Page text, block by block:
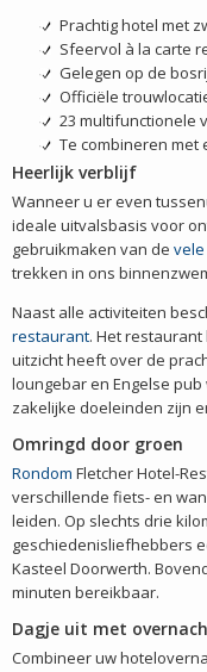
Prachtig hotel met
Sfeervol à la carte
Gelegen op de
Officiële
23 multifunctionele
Te combineren met
Heerlijk verblijf
Wanneer u er even
ideale uitvalsbasis voor
gebruikmaken van de
trekken in ons
Naast alle activiteiten
restaurant. Het
uitzicht heeft over de
loungebar en Engelse
zakelijke doeleinden zijn
Omringd door groen
Rondom Fletcher Hotel-
verschillende fiets- en
leiden. Op slechts drie
geschiedenisliefhebbers
Kasteel Doorwerth.
minuten bereikbaar.
Dagje uit met
Combineer uw